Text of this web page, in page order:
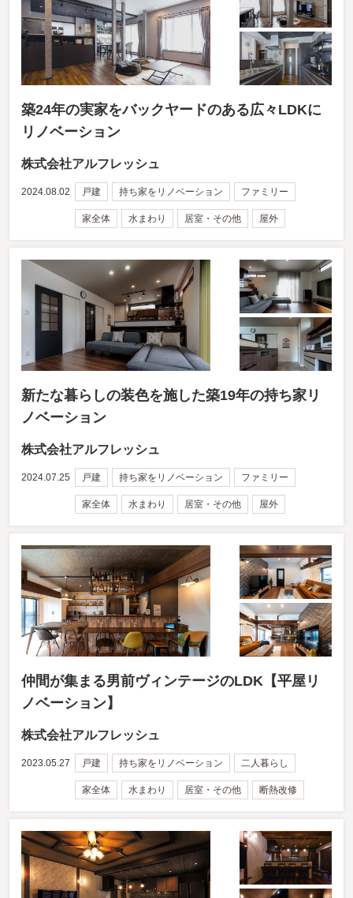
築24年の実家をバックヤードのある広々LDKに
リノベーション
株式会社アルフレッシュ
2024.08.02 戸建 持ち家をリノベーション ファミリー
家全体 水まわり 居室・その他 屋外
新たな暮らしの装色を施した築19年の持ち家リ
ノベーション
株式会社アルフレッシュ
2024.07.25 戸建 持ち家をリノベーション ファミリー
家全体 水まわり 居室・その他 屋外
仲間が集まる男前ヴィンテージのLDK【平屋リ
ノベーション】
株式会社アルフレッシュ
2023.05.27 戸建 持ち家をリノベーション 二人暮らし
家全体 水まわり 居室・その他 断熱改修